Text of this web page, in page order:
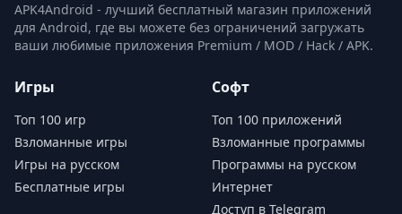
APK4Android - лучший бесплатный магазин приложений
для Android, где вы можете без ограничений загружать
ваши любимые приложения Premium / MOD / Hack / APK.
Игры
Топ 100 игр
Взломанные игры
Игры на русском
Бесплатные игры
Софт
Топ 100 приложений
Взломанные программы
Программы на русском
Интернет
Доступ в Telegram